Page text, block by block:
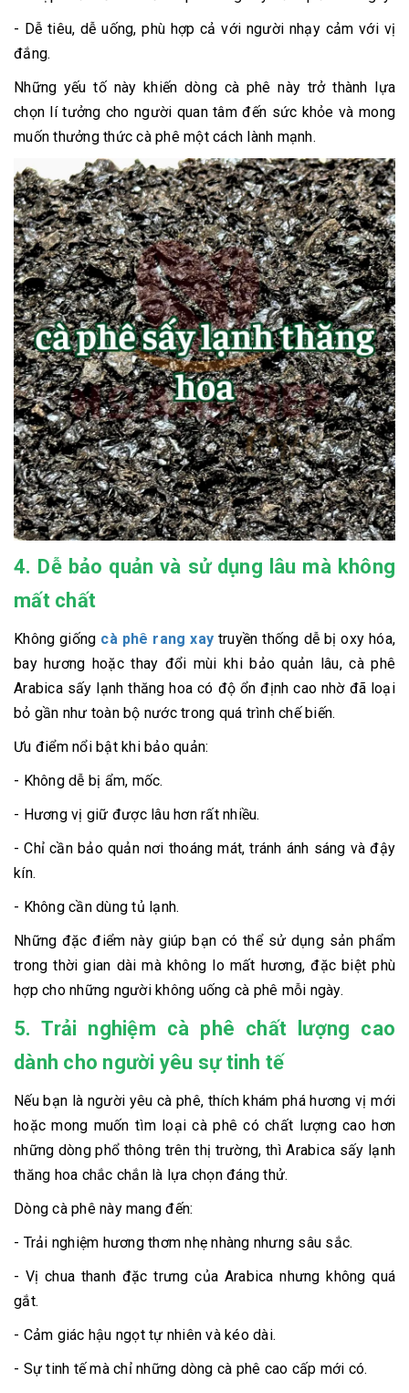
- Dễ tiêu, dễ uống, phù hợp cả với người nhạy cảm với vị
đắng.
Những yếu tố này khiến dòng cà phê này trở thành lựa
chọn lí tưởng cho người quan tâm đến sức khỏe và mong
muốn thưởng thức cà phê một cách lành mạnh.
4. Dễ bảo quản và sử dụng lâu mà không
mất chất
Không giống cà phê rang xay truyền thống dễ bị oxy hóa,
bay hương hoặc thay đổi mùi khi bảo quản lâu, cà phê
Arabica sấy lạnh thăng hoa có độ ổn định cao nhờ đã loại
bỏ gần như toàn bộ nước trong quá trình chế biến.
Ưu điểm nổi bật khi bảo quản:
- Không dễ bị ẩm, mốc.
- Hương vị giữ được lâu hơn rất nhiều.
- Chỉ cần bảo quản nơi thoáng mát, tránh ánh sáng và đậy
kín.
- Không cần dùng tủ lạnh.
Những đặc điểm này giúp bạn có thể sử dụng sản phẩm
trong thời gian dài mà không lo mất hương, đặc biệt phù
hợp cho những người không uống cà phê mỗi ngày.
5. Trải nghiệm cà phê chất lượng cao
dành cho người yêu sự tinh tế
Nếu bạn là người yêu cà phê, thích khám phá hương vị mới
hoặc mong muốn tìm loại cà phê có chất lượng cao hơn
những dòng phổ thông trên thị trường, thì Arabica sấy lạnh
thăng hoa chắc chắn là lựa chọn đáng thử.
Dòng cà phê này mang đến:
- Trải nghiệm hương thơm nhẹ nhàng nhưng sâu sắc.
- Vị chua thanh đặc trưng của Arabica nhưng không quá
gắt.
- Cảm giác hậu ngọt tự nhiên và kéo dài.
- Sự tinh tế mà chỉ những dòng cà phê cao cấp mới có.